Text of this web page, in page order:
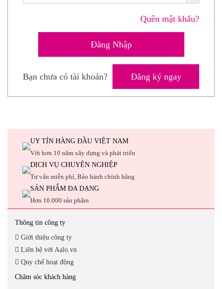
Quên mật khẩu?
Bạn chưa có tài khoản? Đăng ký ngay
UY TÍN HÀNG ĐẦU VIỆT NAM
Với hơn 10 năm xây dựng và phát triển
DỊCH VỤ CHUYÊN NGHIỆP
Tư vấn miễn phí, Bảo hành chính hãng
SẢN PHẨM ĐA DẠNG
Hơn 10.000 sản phẩm
Thông tin công ty
Giới thiệu công ty
Liên hệ với Aalo.vn
Quy chế hoạt động
Chăm sóc khách hàng